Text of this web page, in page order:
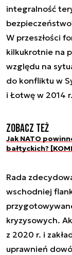
integralność
W przeszłości
kilkukrotnie na
względu na
do konfliktu w
i Łotwę w 2014
Zobacz też
Jak NATO
bałtyckich?
Rada
wschodniej
kryzysowych.
z 2020 r. i
uprawnień